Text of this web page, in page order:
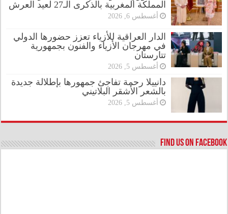
المملكة المغربية بالذكرى الـ27 لعيد العرش
أغسطس 6, 2026
الدار العراقية للأزياء تعزز حضورها الدولي
في مهرجان الأزياء والفنون بجمهورية
تتارستان
أغسطس 5, 2026
دانييلا رحمة تفاجئ جمهورها بإطلالة جديدة
بالشعر الأشقر البلاتيني
أغسطس 5, 2026
Find us on Facebook